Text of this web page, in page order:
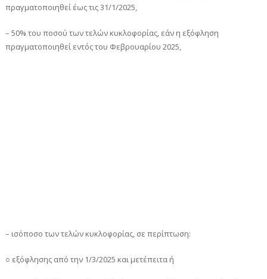
πραγματοποιηθεί έως τις 31/1/2025,
– 50% του ποσού των τελών κυκλοφορίας, εάν η εξόφληση
πραγματοποιηθεί εντός του Φεβρουαρίου 2025,
– ισόποσο των τελών κυκλοφορίας, σε περίπτωση:
○ εξόφλησης από την 1/3/2025 και μετέπειτα ή